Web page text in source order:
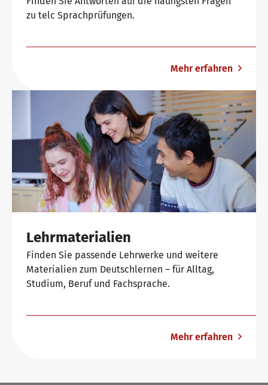
zu telc Sprachprüfungen.
Mehr erfahren
Lehrmaterialien
Finden Sie passende Lehrwerke und weitere
Materialien zum Deutschlernen – für Alltag,
Studium, Beruf und Fachsprache.
Mehr erfahren